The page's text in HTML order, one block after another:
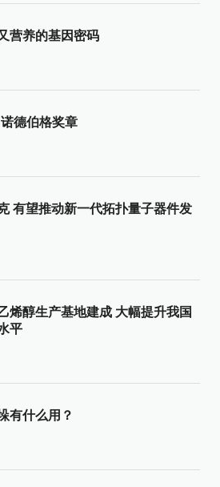
营养的基因密码
德伯格奖章
有望推动新一代拓扑量子器件发
烯醇生产基地建成 大幅提升我国
平
有什么用？